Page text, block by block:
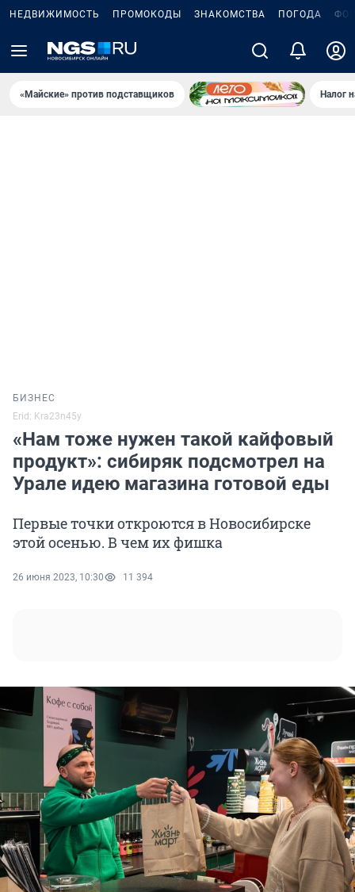
НЕДВИЖИМОСТЬ ПРОМОКОДЫ ЗНАКОМСТВА ПОГОДА
«Майские» против подставщиков Налог
БИЗНЕС
Erid: Kra23n45y
«Нам тоже нужен такой кайфовый
продукт»: сибиряк подсмотрел на
Урале идею магазина готовой еды
Первые точки откроются в Новосибирске
этой осенью. В чем их фишка
26 июня 2023, 10:30 11 394